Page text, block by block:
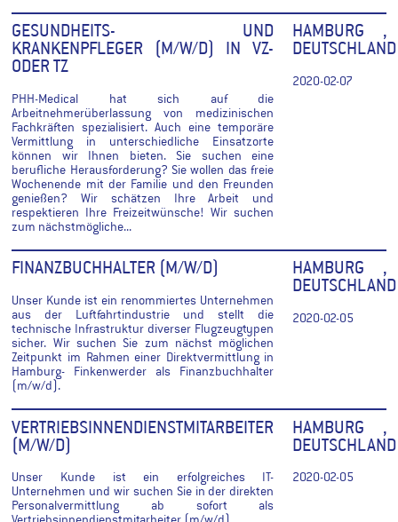
GESUNDHEITS- UND
KRANKENPFLEGER (M/W/D) IN VZ-
ODER TZ
PHH-Medical hat sich auf die
Arbeitnehmerüberlassung von medizinischen
Fachkräften spezialisiert. Auch eine temporäre
Vermittlung in unterschiedliche Einsatzorte
können wir Ihnen bieten. Sie suchen eine
berufliche Herausforderung? Sie wollen das freie
Wochenende mit der Familie und den Freunden
genießen? Wir schätzen Ihre Arbeit und
respektieren Ihre Freizeitwünsche! Wir suchen
zum nächstmögliche...
HAMBURG ,
DEUTSCHLAND
2020-02-07
FINANZBUCHHALTER (M/W/D)
Unser Kunde ist ein renommiertes Unternehmen
aus der Luftfahrtindustrie und stellt die
technische Infrastruktur diverser Flugzeugtypen
sicher. Wir suchen Sie zum nächst möglichen
Zeitpunkt im Rahmen einer Direktvermittlung in
Hamburg- Finkenwerder als Finanzbuchhalter
(m/w/d).
HAMBURG ,
DEUTSCHLAND
2020-02-05
VERTRIEBSINNENDIENSTMITARBEITER
(M/W/D)
Unser Kunde ist ein erfolgreiches IT-
Unternehmen und wir suchen Sie in der direkten
Personalvermittlung ab sofort als
HAMBURG ,
DEUTSCHLAND
2020-02-05